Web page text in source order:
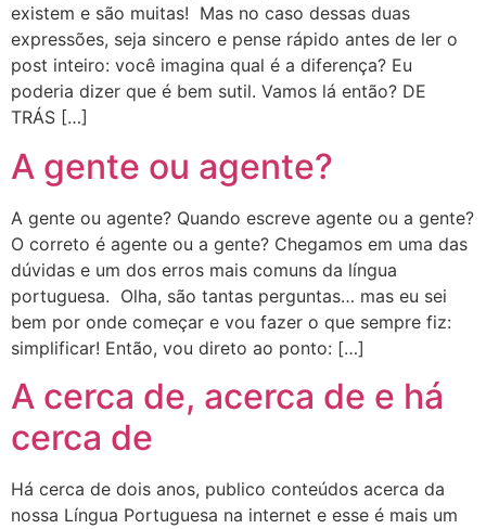
existem e são muitas! Mas no caso dessas duas
expressões, seja sincero e pense rápido antes de ler o
post inteiro: você imagina qual é a diferença? Eu
poderia dizer que é bem sutil. Vamos lá então? DE
TRÁS […]
A gente ou agente?
A gente ou agente? Quando escreve agente ou a gente?
O correto é agente ou a gente? Chegamos em uma das
dúvidas e um dos erros mais comuns da língua
portuguesa. Olha, são tantas perguntas… mas eu sei
bem por onde começar e vou fazer o que sempre fiz:
simplificar! Então, vou direto ao ponto: […]
A cerca de, acerca de e há
cerca de
Há cerca de dois anos, publico conteúdos acerca da
nossa Língua Portuguesa na internet e esse é mais um